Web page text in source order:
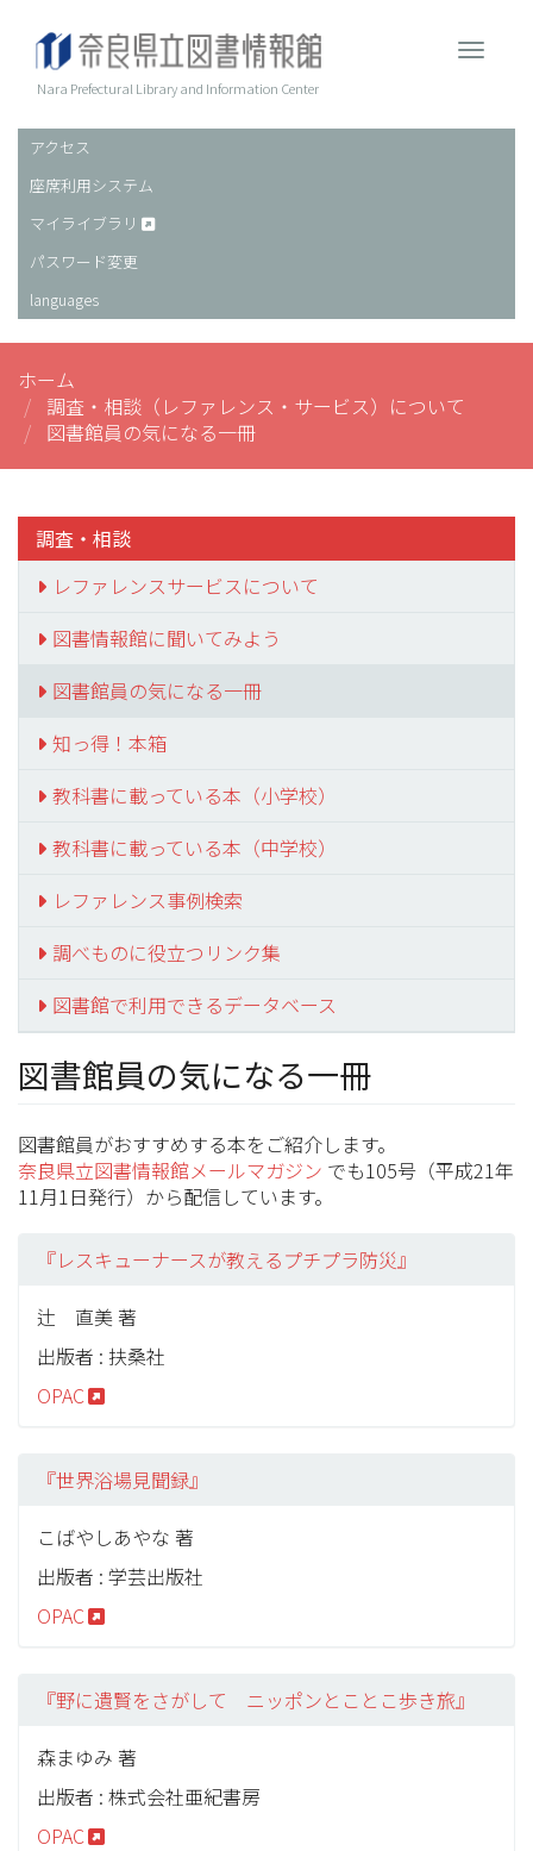
Nara Prefectural Library and Information Center
ヘ
ッ
ダ
ー
アクセス
座席利用システム
マイライブラリ
パスワード変更
languages
ホーム
調査・相談（レファレンス・サービス）について
図書館員の気になる一冊
調査・相談
レファレンスサービスについて
図書情報館に聞いてみよう
図書館員の気になる一冊
知っ得！本箱
教科書に載っている本（小学校）
教科書に載っている本（中学校）
レファレンス事例検索
調べものに役立つリンク集
図書館で利用できるデータベース
図書館員の気になる一冊
図書館員がおすすめする本をご紹介します。
奈良県立図書情報館メールマガジン でも105号（平成21年
11月1日発行）から配信しています。
『レスキューナースが教えるプチプラ防災』
辻 直美 著
出版者 : 扶桑社
OPAC
『世界浴場見聞録』
こばやしあやな 著
出版者 : 学芸出版社
OPAC
『野に遺賢をさがして ニッポンとことこ歩き旅』
森まゆみ 著
出版者 : 株式会社亜紀書房
OPAC